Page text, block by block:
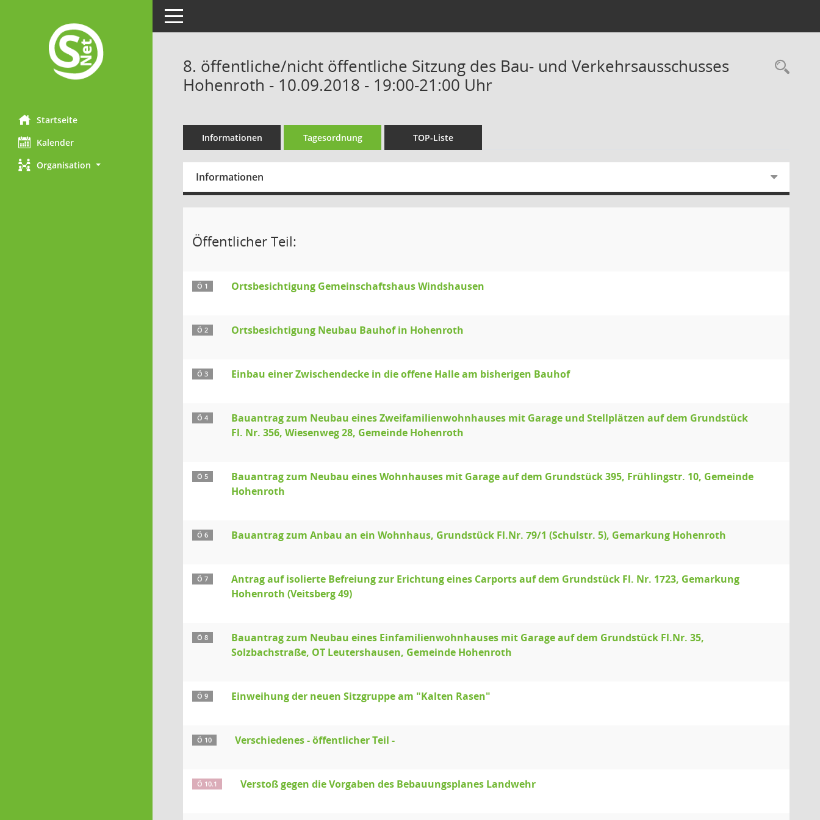
Startseite
Kalender
Organisation
Toggle navigation
8. öffentliche/nicht öffentliche Sitzung des Bau- und Verkehrsausschusses
Hohenroth - 10.09.2018 - 19:00-21:00 Uhr
Informationen Tagesordnung TOP-Liste
Informationen
Öffentlicher Teil:
Ö 1 Ortsbesichtigung Gemeinschaftshaus Windshausen
Ö 2 Ortsbesichtigung Neubau Bauhof in Hohenroth
Ö 3 Einbau einer Zwischendecke in die offene Halle am bisherigen Bauhof
Ö 4
Bauantrag zum Neubau eines Zweifamilienwohnhauses mit Garage und Stellplätzen auf dem Grundstück
Fl. Nr. 356, Wiesenweg 28, Gemeinde Hohenroth
Ö 5
Bauantrag zum Neubau eines Wohnhauses mit Garage auf dem Grundstück 395, Frühlingstr. 10, Gemeinde
Hohenroth
Ö 6 Bauantrag zum Anbau an ein Wohnhaus, Grundstück Fl.Nr. 79/1 (Schulstr. 5), Gemarkung Hohenroth
Ö 7
Antrag auf isolierte Befreiung zur Erichtung eines Carports auf dem Grundstück Fl. Nr. 1723, Gemarkung
Hohenroth (Veitsberg 49)
Ö 8
Bauantrag zum Neubau eines Einfamilienwohnhauses mit Garage auf dem Grundstück Fl.Nr. 35,
Solzbachstraße, OT Leutershausen, Gemeinde Hohenroth
Ö 9 Einweihung der neuen Sitzgruppe am "Kalten Rasen"
Ö 10 Verschiedenes - öffentlicher Teil -
Ö 10.1 Verstoß gegen die Vorgaben des Bebauungsplanes Landwehr